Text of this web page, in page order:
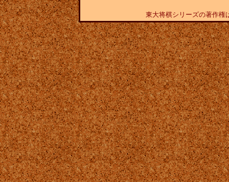
東大将棋シリーズの著作権